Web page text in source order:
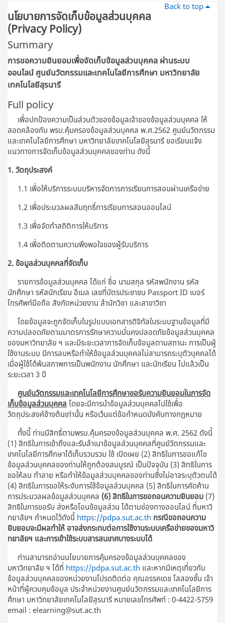
Back to top
นโยบายการจัดเก็บข้อมูลส่วนบุคคล
(Privacy Policy)
Summary
การขอความยินยอมเพื่อจัดเก็บข้อมูลส่วนบุคคล ผ่านระบบ
ออนไลน์ศูนย์นวัตกรรมและเทคโนโลยีการศึกษา มหาวิทยาลัย
เทคโนโลยีสุรนารี
Full policy
เพื่อปกป้องความเป็นส่วนตัวของข้อมูลเจ้าของข้อมูลส่วนบุคคล ให้
สอดคล้องกับ พรบ.คุ้มครองข้อมูลส่วนบุคคล พ.ศ.2562 ศูนย์นวัตกรรม
และเทคโนโลยีการศึกษา มหาวิทยาลัยเทคโนโลยีสุรนารี ขอเรียนแจ้ง
แนวทางการจัดเก็บข้อมูลส่วนบุคคลของท่าน ดังนี้
1. วัตถุประสงค์
1.1 เพื่อให้บริการระบบบริหารจัดการการเรียนการสอนผ่านเครือข่าย
1.2 เพื่อประมวลผลสัมฤทธิ์การเรียนการสอนออนไลน์
1.3 เพื่อจัดทำสถิติการให้บริการ
1.4 เพื่อติดตามความพึงพอใจของผู้รับบริการ
2. ข้อมูลส่วนบุคคลที่จัดเก็บ
รายการข้อมูลส่วนบุคคล ได้แก่ ชื่อ นามสกุล รหัสพนักงาน รหัส
นักศึกษา รหัสนักเรียน อีเมล เลขที่บัตรประชาชน Passport ID เบอร์
โทรศัพท์มือถือ สังกัดหน่วยงาน สำนักวิชา และสาขาวิชา
โดยข้อมูลจะถูกจัดเก็บในรูปแบบเอกสารดิจิทัลในระบบฐานข้อมูลที่มี
ความปลอดภัยตามมาตรการรักษาความมั่นคงปลอดภัยข้อมูลส่วนบุคคล
ของมหาวิทยาลัย ฯ และมีระยะเวลาการจัดเก็บข้อมูลตามสถานะ การเป็นผู้
ใช้งานระบบ มีการลบหรือทำให้ข้อมูลส่วนบุคคลไม่สามารถระบุตัวบุคคลได้
เมื่อผู้ใช้ได้พ้นสภาพการเป็นพนักงาน นักศึกษา และนักเรียน ไปแล้วเป็น
ระยะเวลา 3 ปี
ศูนย์นวัตกรรมและเทคโนโลยีการศึกษาขอรับความยินยอมในการจัด
เก็บข้อมูลส่วนบุคคล โดยจะมีการนำข้อมูลส่วนบุคคลไปใช้เพื่อ
วัตถุประสงค์ข้างต้นเท่านั้น หรือเว้นแต่ข้อกำหนดบังคับทางกฎหมาย
ทั้งนี้ ท่านมีสิทธิ์ตามพรบ.คุ้มครองข้อมูลส่วนบุคคล พ.ศ. 2562 ดังนี้
(1) สิทธิในการเข้าถึงและรับสำเนาข้อมูลส่วนบุคคลที่ศูนย์วัตกรรมและ
เทคโนโลยีการศึกษาได้เก็บรวบรวม ใช้ เปิดเผย (2) สิทธิในการขอแก้ไข
ข้อมูลส่วนบุคคลของท่านให้ถูกต้องสมบูรณ์ เป็นปัจจุบัน (3) สิทธิในการ
ขอให้ลบ ทำลาย หรือทำให้ข้อมูลส่วนบุคคลของท่านซึ่งไม่อาจระบุตัวตนได้
(4) สิทธิในการขอให้ระงับการใช้ข้อมูลส่วนบุคคล (5) สิทธิในการคัดค้าน
การประมวลผลข้อมูลส่วนบุคคล (6) สิทธิในการขอถอนความยินยอม (7)
สิทธิในการขอรับ ส่งหรือโอนข้อมูลส่วน ได้ตามช่องทางออนไลน์ ที่มหาวิ
ทยาลัยฯ กำหนดไว้ดังนี้ https://pdpa.sut.ac.th กรณีขอถอนความ
ยินยอมจะมีผลทำให้ อาจส่งกระทบต่อการใช้งานระบบเครือข่ายของมหาวิ
ทยาลัยฯ และการเข้าใช้ระบบสารสนเทศบางระบบได้
ท่านสามารถอ่านนโยบายการคุ้มครองข้อมูลส่วนบุคคลของ
มหาวิทยาลัย ฯ ได้ที่ https://pdpa.sut.ac.th และหากมีเหตุเกี่ยวกับ
ข้อมูลส่วนบุคคลของหน่วยงานโปรดติดต่อ คุณอรรคเดช โสสองชั้น เจ้า
หน้าที่ผู้ควบคุมข้อมูล ประจําหน่วยงานศูนย์นวัตกรรมและเทคโนโลยีการ
ศึกษา มหาวิทยาลัยเทคโนโลยีสุรนารี หมายเลขโทรศัพท์ : 0-4422-5759
email : elearning@sut.ac.th